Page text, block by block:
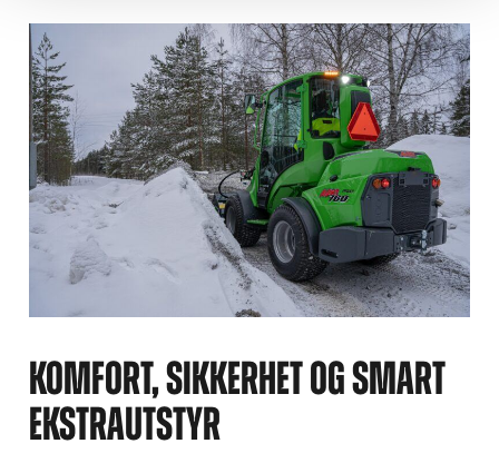
KOMFORT, SIKKERHET OG SMART
EKSTRAUTSTYR